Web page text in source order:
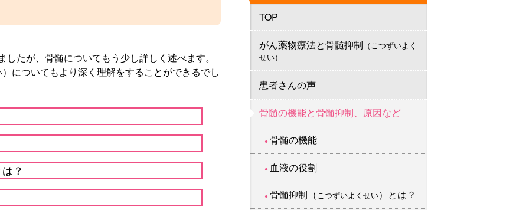
したが、骨髄についてもう少し詳しく述べます。
）についてもより深く理解をすることができるでし
？
TOP
がん薬物療法と骨髄抑制 （こつずいよく
せい）
患者さんの声
骨髄の機能と骨髄抑制、原因など
骨髄の機能
血液の役割
骨髄抑制（こつずいよくせい）とは？